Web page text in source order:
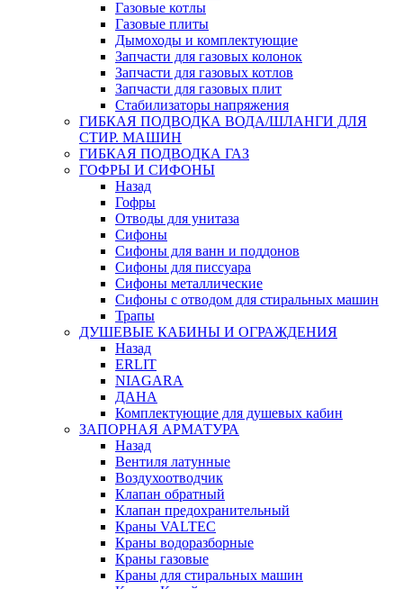
Газовые котлы
Газовые плиты
Дымоходы и комплектующие
Запчасти для газовых колонок
Запчасти для газовых котлов
Запчасти для газовых плит
Стабилизаторы напряжения
ГИБКАЯ ПОДВОДКА ВОДА/ШЛАНГИ ДЛЯ
СТИР. МАШИН
ГИБКАЯ ПОДВОДКА ГАЗ
ГОФРЫ И СИФОНЫ
Назад
Гофры
Отводы для унитаза
Сифоны
Сифоны для ванн и поддонов
Сифоны для писсуара
Сифоны металлические
Сифоны с отводом для стиральных машин
Трапы
ДУШЕВЫЕ КАБИНЫ И ОГРАЖДЕНИЯ
Назад
ERLIT
NIAGARA
ДАНА
Комплектующие для душевых кабин
ЗАПОРНАЯ АРМАТУРА
Назад
Вентиля латунные
Воздухоотводчик
Клапан обратный
Клапан предохранительный
Краны VALTEC
Краны водоразборные
Краны газовые
Краны для стиральных машин